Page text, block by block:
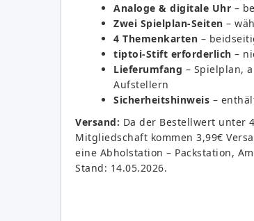
Analoge & digitale Uhr –
Zwei Spielplan-Seiten –
4 Themenkarten –
tiptoi-Stift erforderlich –
Lieferumfang – Spielplan,
Aufstellern
Sicherheitshinweis –
Versand: Da der Bestellwert unter
Mitgliedschaft kommen 3,99€
eine Abholstation – Packstation,
Stand: 14.05.2026.